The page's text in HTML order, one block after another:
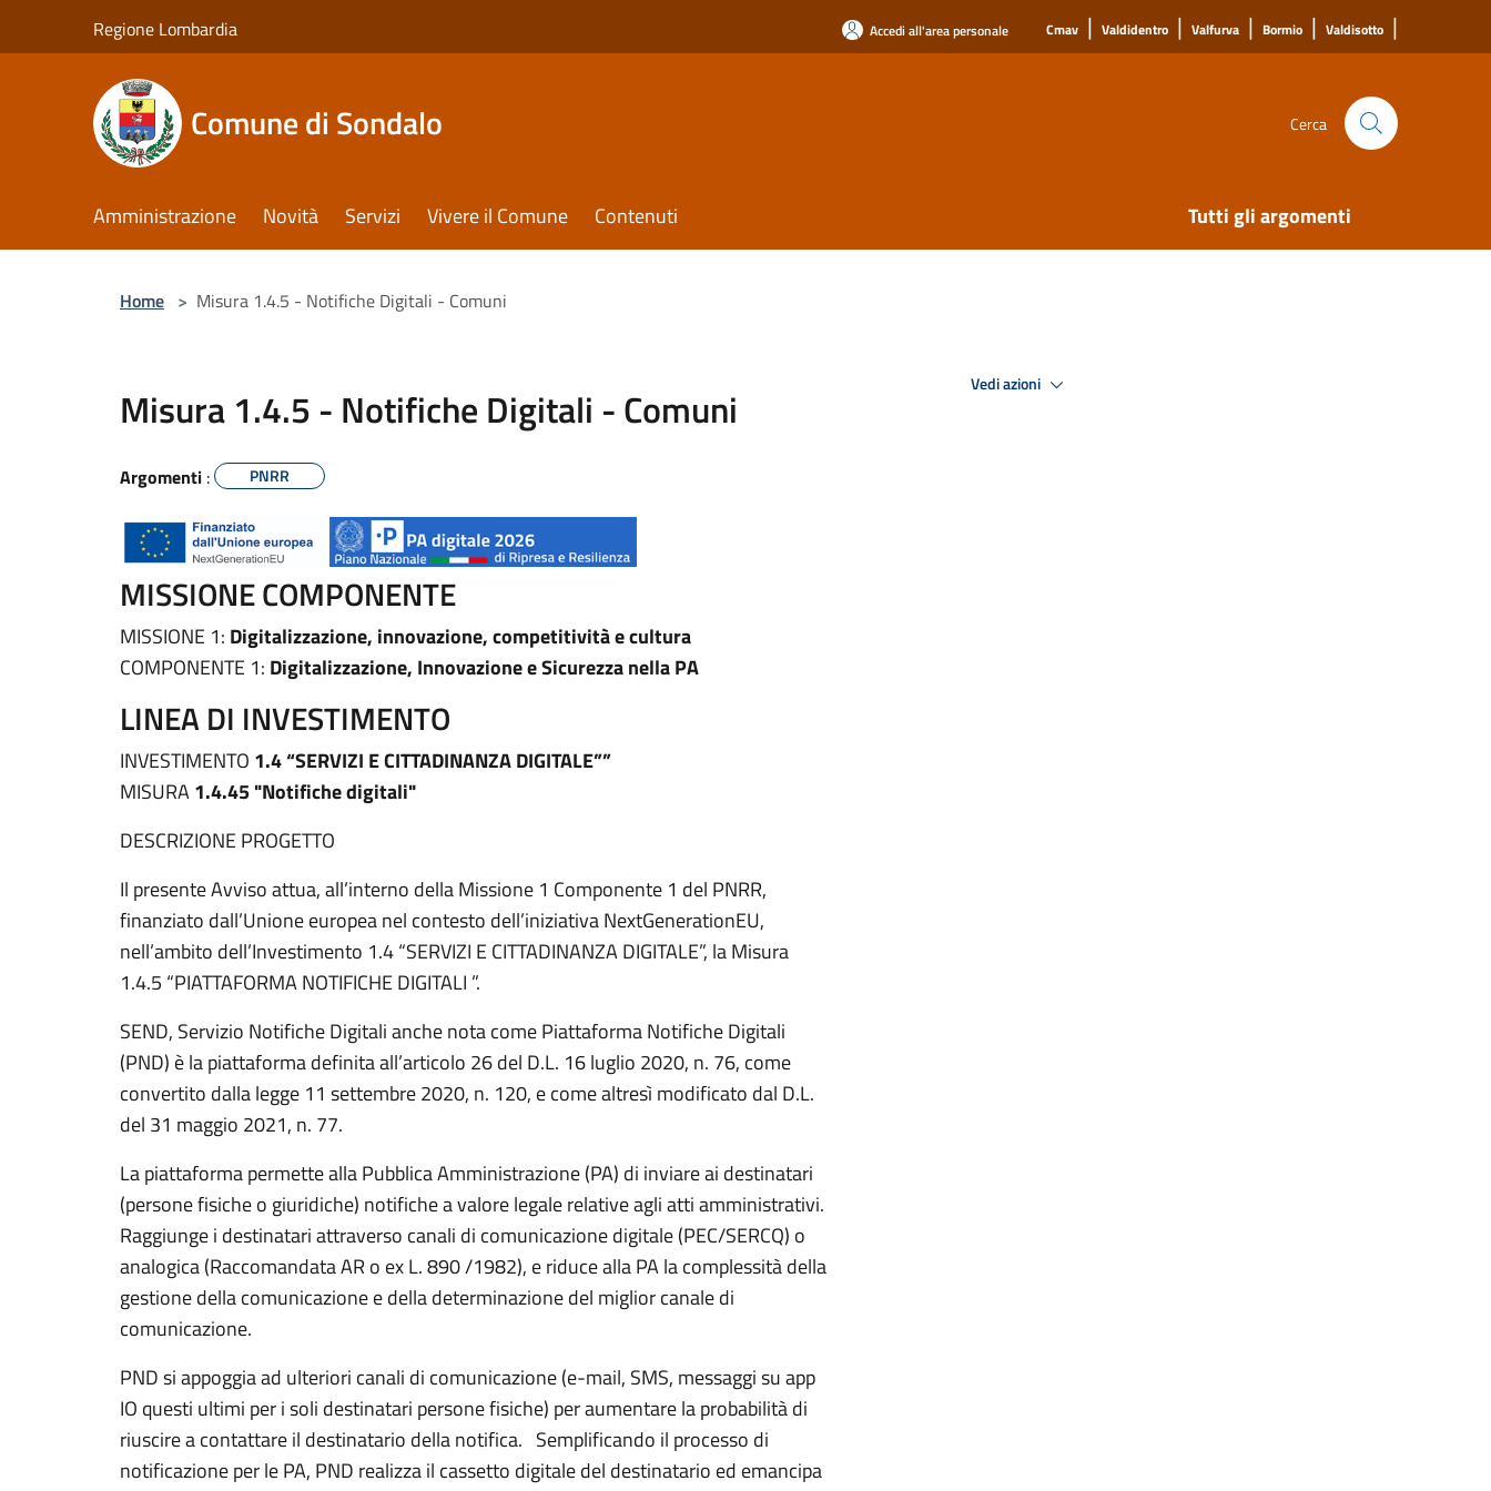
Regione Lombardia Accedi all'area personale Cmav | Valdidentro | Valfurva | Bormio | Valdisotto |
Comune di Sondalo Cerca
Amministrazione Novità Servizi Vivere il Comune Contenuti Tutti gli argomenti
Home > Misura 1.4.5 - Notifiche Digitali - Comuni
Misura 1.4.5 - Notifiche Digitali - Comuni
Argomenti : PNRR
MISSIONE COMPONENTE
MISSIONE 1: Digitalizzazione, innovazione, competitività e cultura
COMPONENTE 1: Digitalizzazione, Innovazione e Sicurezza nella PA
LINEA DI INVESTIMENTO
INVESTIMENTO 1.4 “SERVIZI E CITTADINANZA DIGITALE””
MISURA1.4.45 "Notifiche digitali"
DESCRIZIONE PROGETTO
Il presente Avviso attua, all’interno della Missione 1 Componente 1 del PNRR,
finanziato dall’Unione europea nel contesto dell’iniziativa NextGenerationEU,
nell’ambito dell’Investimento 1.4 “SERVIZI E CITTADINANZA DIGITALE”, la Misura
1.4.5 “PIATTAFORMA NOTIFICHE DIGITALI ”.
SEND, Servizio Notifiche Digitali anche nota come Piattaforma Notifiche Digitali
(PND) è la piattaforma definita all’articolo 26 del D.L. 16 luglio 2020, n. 76, come
convertito dalla legge 11 settembre 2020, n. 120, e come altresì modificato dal D.L.
del 31 maggio 2021, n. 77.
La piattaforma permette alla Pubblica Amministrazione (PA) di inviare ai destinatari
(persone fisiche o giuridiche) notifiche a valore legale relative agli atti amministrativi.
Raggiunge i destinatari attraverso canali di comunicazione digitale (PEC/SERCQ) o
analogica (Raccomandata AR o ex L. 890 /1982), e riduce alla PA la complessità della
gestione della comunicazione e della determinazione del miglior canale di
comunicazione.
PND si appoggia ad ulteriori canali di comunicazione (e-mail, SMS, messaggi su app
IO questi ultimi per i soli destinatari persone fisiche) per aumentare la probabilità di
riuscire a contattare il destinatario della notifica. Semplificando il processo di
notificazione per le PA, PND realizza il cassetto digitale del destinatario ed emancipa
Vedi azioni